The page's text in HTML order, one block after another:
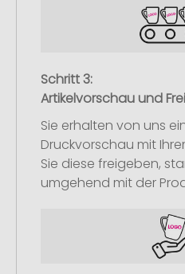
Schritt 3:
Artikelvorschau und
Sie erhalten von uns
Druckvorschau mit
Sie diese freigeben,
umgehend mit der